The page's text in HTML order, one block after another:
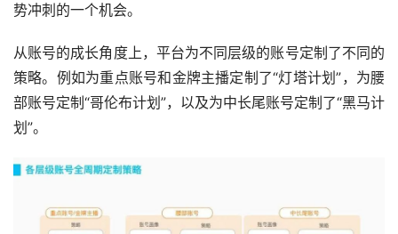
势冲刺的一个机会。
从账号的成长角度上，平台为不同层级的账号定制了不同的
策略。例如为重点账号和金牌主播定制了“灯塔计划”，为腰
部账号定制“哥伦布计划”，以及为中长尾账号定制了“黑马计
划”。